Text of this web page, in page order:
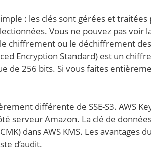
: les clés sont gérées et
Vous ne pouvez pas voir
chiffrement ou le déchiffrement
Encryption Standard) est un
de 256 bits. Si vous faites
différente de SSE-S3. AWS
serveur Amazon. La clé de
dans AWS KMS. Les avantages
d’audit.